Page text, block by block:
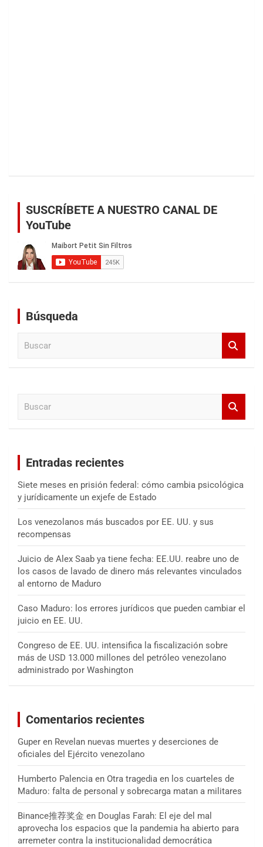
SUSCRÍBETE A NUESTRO CANAL DE
YouTube
Búsqueda
Entradas recientes
Siete meses en prisión federal: cómo cambia psicológica
y jurídicamente un exjefe de Estado
Los venezolanos más buscados por EE. UU. y sus
recompensas
Juicio de Alex Saab ya tiene fecha: EE.UU. reabre uno de
los casos de lavado de dinero más relevantes vinculados
al entorno de Maduro
Caso Maduro: los errores jurídicos que pueden cambiar el
juicio en EE. UU.
Congreso de EE. UU. intensifica la fiscalización sobre
más de USD 13.000 millones del petróleo venezolano
administrado por Washington
Comentarios recientes
Guper en Revelan nuevas muertes y deserciones de
oficiales del Ejército venezolano
Humberto Palencia en Otra tragedia en los cuarteles de
Maduro: falta de personal y sobrecarga matan a militares
Binance推荐奖金 en Douglas Farah: El eje del mal
aprovecha los espacios que la pandemia ha abierto para
arremeter contra la institucionalidad democrática